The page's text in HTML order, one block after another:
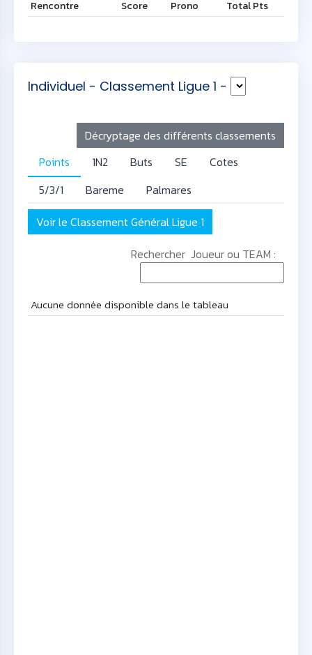
Rencontre Score Prono Total Pts
Individuel - Classement Ligue 1 -
Décryptage des différents classements
Points
1N2 Buts SE
Cotes
5/3/1
Bareme
Palmares
Voir le Classement Général Ligue 1
Rechercher Joueur ou TEAM :
Aucune donnée disponible dans le tableau